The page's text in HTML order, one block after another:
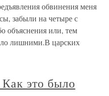
обвинения меня
забыли на четыре с
объяснения или, тем
лишними.В царских
это было